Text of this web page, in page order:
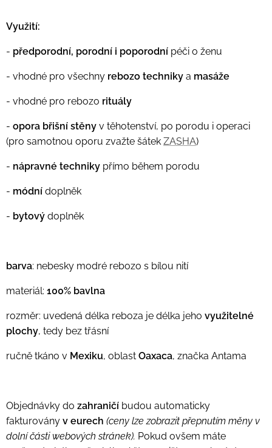
Využití:
- předporodní, porodní i poporodní péči o ženu
- vhodné pro všechny rebozo techniky a masáže
- vhodné pro rebozo rituály
- opora břišní stěny v těhotenství, po porodu i operaci
(pro samotnou oporu zvažte šátek ZASHA)
- nápravné techniky přímo během porodu
- módní doplněk
- bytový doplněk
barva: nebesky modré rebozo s bílou nití
materiál: 100% bavlna
rozměr: uvedená délka reboza je délka jeho využitelné
plochy, tedy bez třásní
ručně tkáno v Mexiku, oblast Oaxaca, značka Antama
Objednávky do zahraničí budou automaticky
fakturovány v eurech (ceny lze zobrazit přepnutím měny v
dolní části webových stránek). Pokud ovšem máte